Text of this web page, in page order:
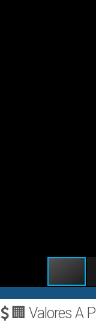
🏢 Valores A